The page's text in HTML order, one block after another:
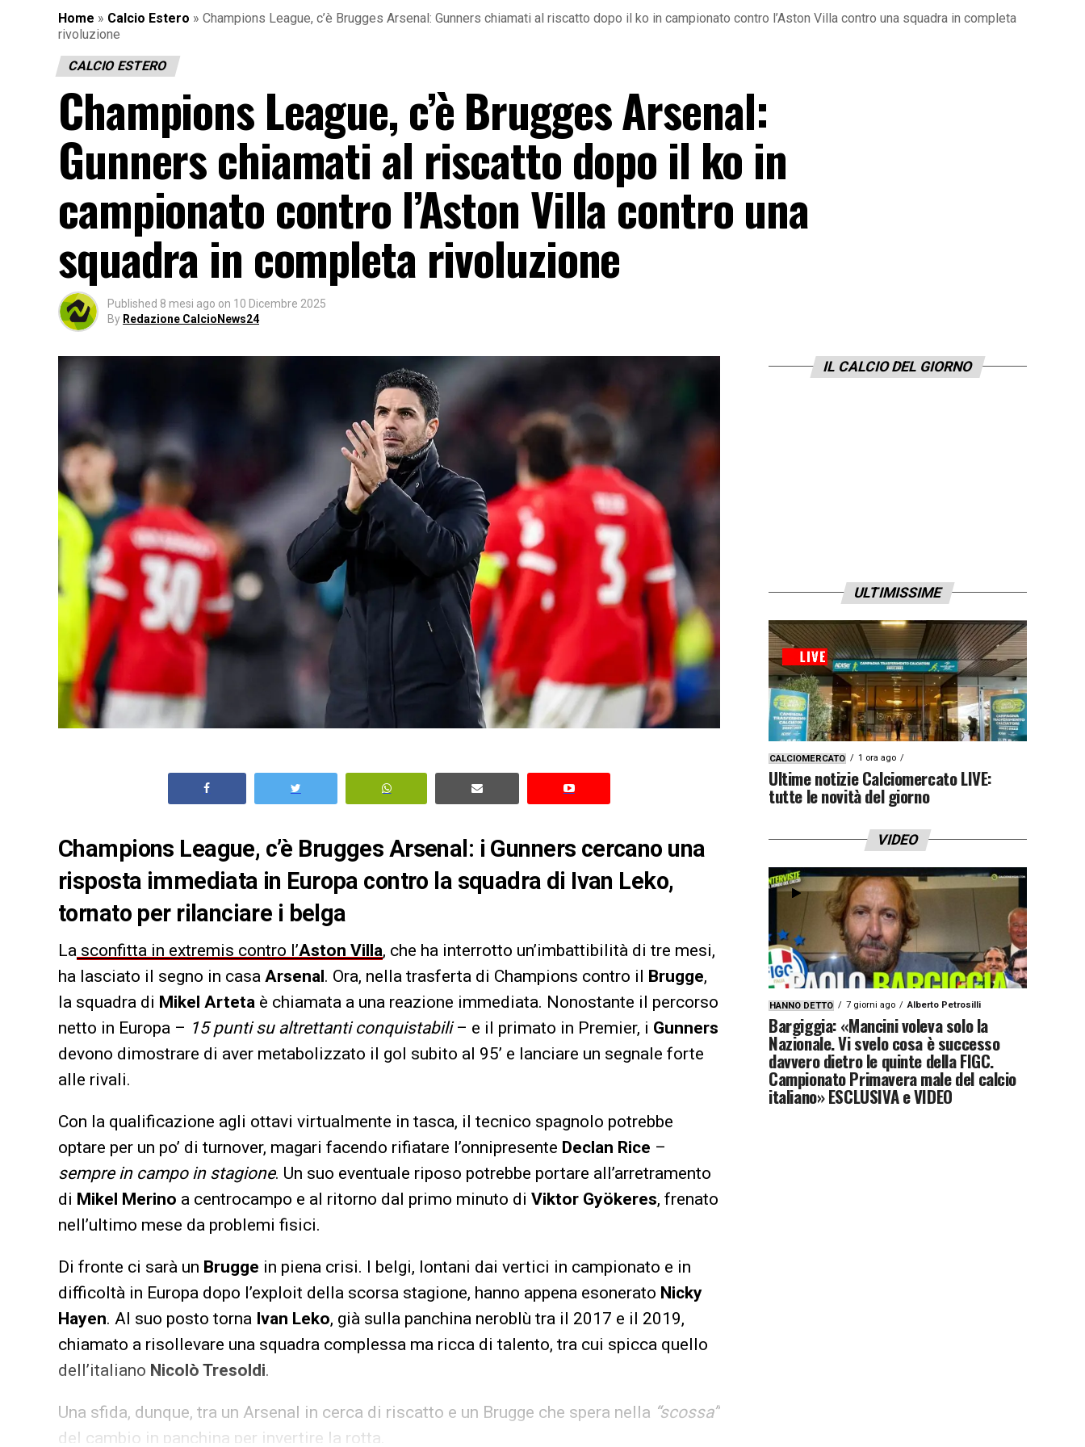
Home » Calcio Estero » Champions League, c’è Brugges Arsenal: Gunners chiamati al riscatto dopo il ko in campionato contro l’Aston Villa contro una squadra in completa
rivoluzione
CALCIO ESTERO
Champions League, c’è Brugges Arsenal:
Gunners chiamati al riscatto dopo il ko in
campionato contro l’Aston Villa contro una
squadra in completa rivoluzione
Published 8 mesi ago on 10 Dicembre 2025
By Redazione CalcioNews24
Champions League, c’è Brugges Arsenal: i Gunners cercano una
risposta immediata in Europa contro la squadra di Ivan Leko,
tornato per rilanciare i belga
La sconfitta in extremis contro l’Aston Villa, che ha interrotto un’imbattibilità di tre mesi,
ha lasciato il segno in casa Arsenal. Ora, nella trasferta di Champions contro il Brugge,
la squadra di Mikel Arteta è chiamata a una reazione immediata. Nonostante il percorso
netto in Europa – 15 punti su altrettanti conquistabili– e il primato in Premier, i Gunners
devono dimostrare di aver metabolizzato il gol subito al 95’ e lanciare un segnale forte
alle rivali.
Con la qualificazione agli ottavi virtualmente in tasca, il tecnico spagnolo potrebbe
optare per un po’ di turnover, magari facendo rifiatare l’onnipresente Declan Rice –
sempre in campo in stagione. Un suo eventuale riposo potrebbe portare all’arretramento
di Mikel Merino a centrocampo e al ritorno dal primo minuto di Viktor Gyökeres, frenato
nell’ultimo mese da problemi fisici.
Di fronte ci sarà un Brugge in piena crisi. I belgi, lontani dai vertici in campionato e in
difficoltà in Europa dopo l’exploit della scorsa stagione, hanno appena esonerato Nicky
Hayen. Al suo posto torna Ivan Leko, già sulla panchina neroblù tra il 2017 e il 2019,
chiamato a risollevare una squadra complessa ma ricca di talento, tra cui spicca quello
dell’italiano Nicolò Tresoldi.
Una sfida, dunque, tra un Arsenal in cerca di riscatto e un Brugge che spera nella “scossa”
del cambio in panchina per invertire la rotta.
IL CALCIO DEL GIORNO
ULTIMISSIME
CALCIOMERCATO 1 ora ago
Ultime notizie Calciomercato LIVE:
tutte le novità del giorno
VIDEO
HANNO DETTO 7 giorni ago Alberto Petrosilli
Bargiggia: «Mancini voleva solo la
Nazionale. Vi svelo cosa è successo
davvero dietro le quinte della FIGC.
Campionato Primavera male del calcio
italiano» ESCLUSIVA e VIDEO